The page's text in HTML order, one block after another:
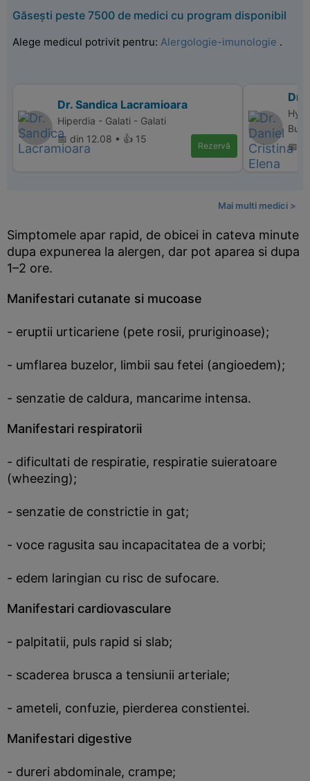
Găsești peste 7500 de medici cu program disponibil
Alege medicul potrivit pentru: Alergologie-imunologie .
Dr. Sandica Lacramioara
Hiperdia - Galati - Galati
📅 din 12.08 • 👍 15
Rezervă
Dr.
📅
Mai multi medici >
Simptomele apar rapid, de obicei in cateva minute
dupa expunerea la alergen, dar pot aparea si dupa
1–2 ore.
Manifestari cutanate si mucoase
- eruptii urticariene (pete rosii, pruriginoase);
- umflarea buzelor, limbii sau fetei (angioedem);
- senzatie de caldura, mancarime intensa.
Manifestari respiratorii
- dificultati de respiratie, respiratie suieratoare
(wheezing);
- senzatie de constrictie in gat;
- voce ragusita sau incapacitatea de a vorbi;
- edem laringian cu risc de sufocare.
Manifestari cardiovasculare
- palpitatii, puls rapid si slab;
- scaderea brusca a tensiunii arteriale;
- ameteli, confuzie, pierderea constientei.
Manifestari digestive
- dureri abdominale, crampe;